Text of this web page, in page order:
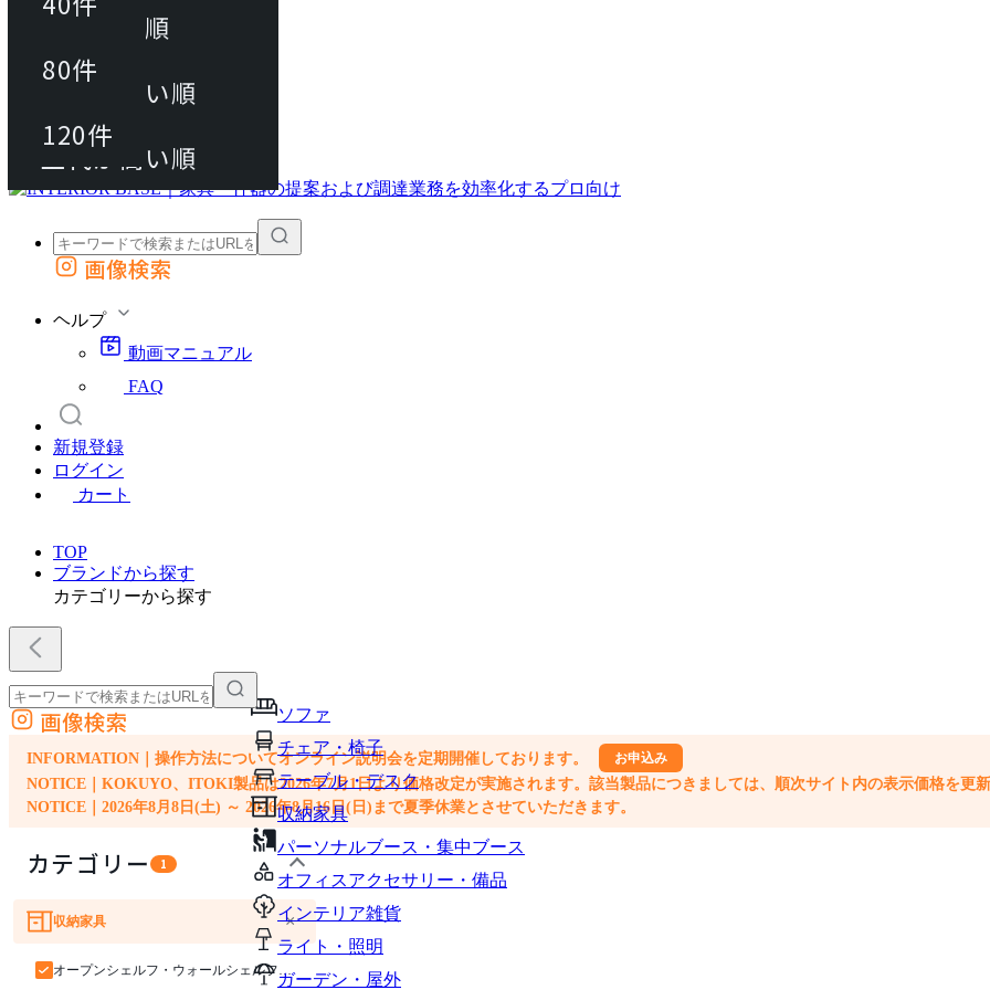
動画マニュアル
FAQ
カート
外部サイトの商品をカートに追加
画像検索
ヘルプ
動画マニュアル
FAQ
新規登録
ログイン
カート
TOP
ブランドから探す
カテゴリーから探す
ソファ
チェア・椅子
テーブル・デスク
収納家具
パーソナルブース・集中ブース
オフィスアクセサリー・備品
インテリア雑貨
ライト・照明
ガーデン・屋外
外部サイトの商品をカートに追加
他のサイトで見つけた商品ページのURLを貼り付けて、カートに追加できます
画像検索
INFORMATION｜操作方法についてオンライン説明会を定期開催しております。 お申込み
NOTICE｜KOKUYO、ITOKI製品は2026年7月1日より価格改定が実施されます。該当製品につきましては、順次サイト内の表示価格を更新
NOTICE｜2026年8月8日(土) ～ 2026年8月16日(日)まで夏季休業とさせていただきます。
カテゴリー 1
ソファ
チェア・椅子
テーブル・デスク
収納家具 ×
オープンシェルフ・ウォールシェルフ・ラック
80件
120件
おすすめ順
上代が安い順
上代が高い順
80件
120件